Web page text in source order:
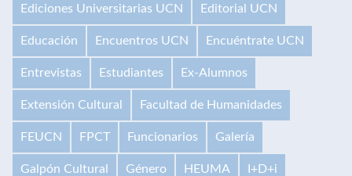
Ediciones Universitarias UCN Editorial UCN
Educación Encuentros UCN Encuéntrate UCN
Entrevistas Estudiantes Ex-Alumnos
Extensión Cultural Facultad de Humanidades
FEUCN FPCT Funcionarios Galería
Galpón Cultural Género HEUMA I+D+i